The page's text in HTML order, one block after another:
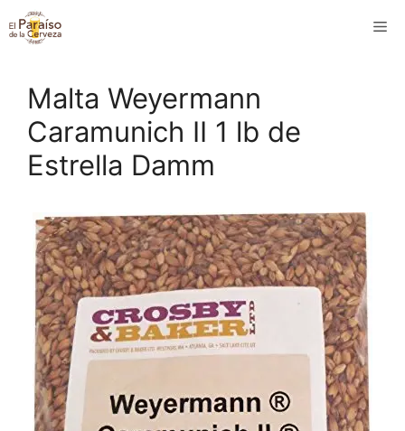
Saltar
al
Malta Weyermann
Caramunich II 1 lb de
Estrella Damm